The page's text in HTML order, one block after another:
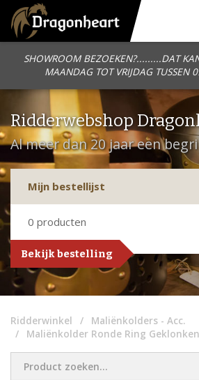
SHOWROOM BEZOEKEN?.........DAT
MAANDAG TOT VRIJDAG TUSSEN
Ridderwebshop
Al meer dan 20 jaar een
Mijn bestellijst
0 producten
Bekijk bestelling
Ridderwinkel
Maliënkolders - Acc.
Maliënkolder Ronde Ring